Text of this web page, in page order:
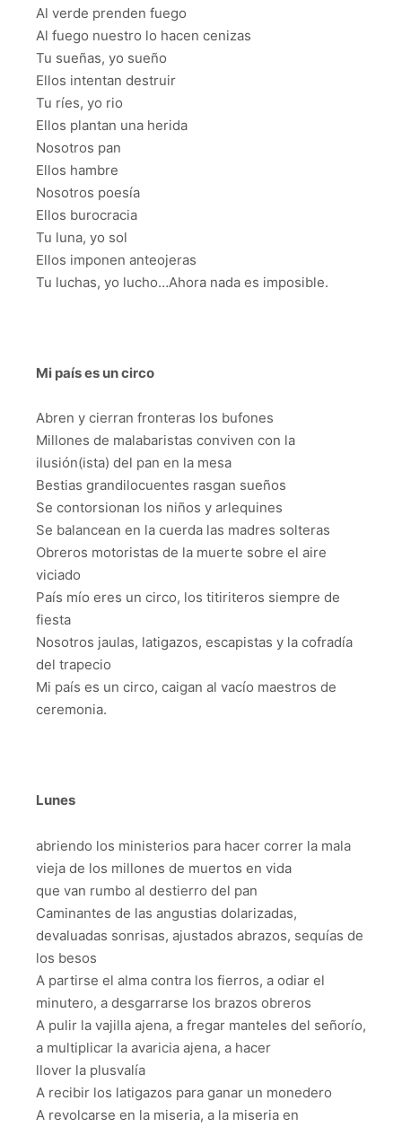
Al verde prenden fuego
Al fuego nuestro lo hacen cenizas
Tu sueñas, yo sueño
Ellos intentan destruir
Tu ríes, yo rio
Ellos plantan una herida
Nosotros pan
Ellos hambre
Nosotros poesía
Ellos burocracia
Tu luna, yo sol
Ellos imponen anteojeras
Tu luchas, yo lucho…Ahora nada es imposible.
Mi país es un circo
Abren y cierran fronteras los bufones
Millones de malabaristas conviven con la
ilusión(ista) del pan en la mesa
Bestias grandilocuentes rasgan sueños
Se contorsionan los niños y arlequines
Se balancean en la cuerda las madres solteras
Obreros motoristas de la muerte sobre el aire
viciado
País mío eres un circo, los titiriteros siempre de
fiesta
Nosotros jaulas, latigazos, escapistas y la cofradía
del trapecio
Mi país es un circo, caigan al vacío maestros de
ceremonia.
Lunes
abriendo los ministerios para hacer correr la mala
vieja de los millones de muertos en vida
que van rumbo al destierro del pan
Caminantes de las angustias dolarizadas,
devaluadas sonrisas, ajustados abrazos, sequías de
los besos
A partirse el alma contra los fierros, a odiar el
minutero, a desgarrarse los brazos obreros
A pulir la vajilla ajena, a fregar manteles del señorío,
a multiplicar la avaricia ajena, a hacer
llover la plusvalía
A recibir los latigazos para ganar un monedero
A revolcarse en la miseria, a la miseria en